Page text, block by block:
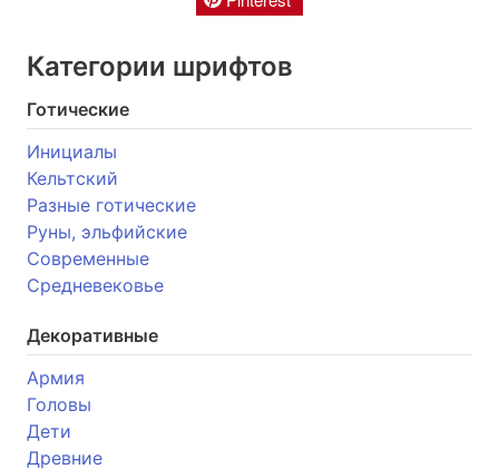
Категории шрифтов
Готические
Инициалы
Кельтский
Разные готические
Руны, эльфийские
Современные
Средневековье
Декоративные
Армия
Головы
Дети
Древние